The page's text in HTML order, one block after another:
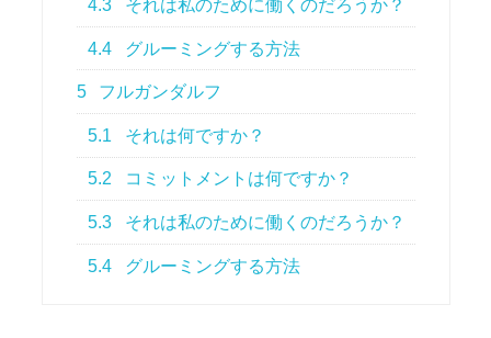
4.3 それは私のために働くのだろうか？
4.4 グルーミングする方法
5 フルガンダルフ
5.1 それは何ですか？
5.2 コミットメントは何ですか？
5.3 それは私のために働くのだろうか？
5.4 グルーミングする方法